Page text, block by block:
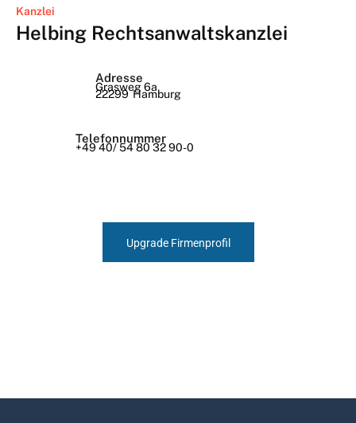
Kanzlei
Helbing Rechtsanwaltskanzlei
Adresse
Grasweg 6a
22299 Hamburg
Telefonnummer
+49 40/ 54 80 32 90-0
Upgrade Firmenprofil